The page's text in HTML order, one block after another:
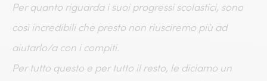
Per quanto riguarda i suoi progressi scolastici, sono
così incredibili che presto non riusciremo più ad
aiutarlo/a con i compiti.
Per tutto questo e per tutto il resto, le diciamo un